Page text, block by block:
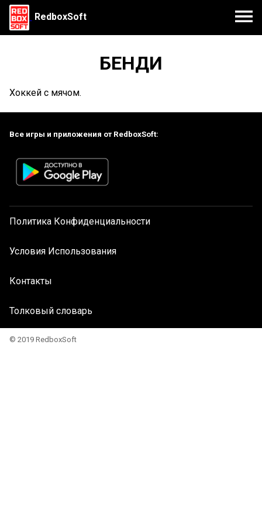
RedboxSoft
БЕНДИ
Хоккей с мячом.
Все игры и приложения от RedboxSoft:
Политика Конфиденциальности
Условия Использования
Контакты
Толковый словарь
© 2019 RedboxSoft